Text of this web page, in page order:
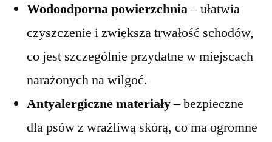
Wodoodporna powierzchnia– ułatwia
czyszczenie i zwiększa trwałość schodów,
co jest szczególnie przydatne w miejscach
narażonych na wilgoć.
Antyalergiczne materiały– bezpieczne
dla psów z wrażliwą skórą, co ma ogromne